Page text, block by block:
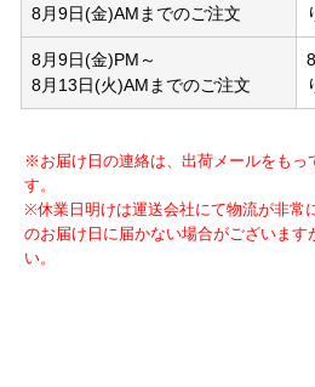
8月9日(金)AMまでのご注文
8月9日(金)PM～
8月13日(火)AMまでのご注文
※お届け日の連絡は、出荷メールをもっ
す。
※休業日明けは運送会社にて物流が非常
のお届け日に届かない場合がございます
い。